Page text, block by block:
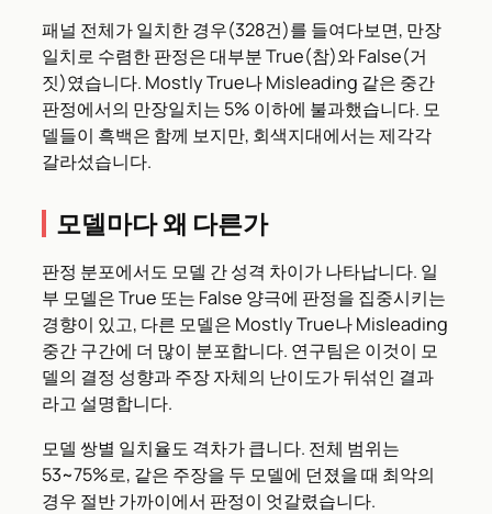
패널 전체가 일치한 경우(328건)를 들여다보면, 만장
일치로 수렴한 판정은 대부분 True(참)와 False(거
짓)였습니다. Mostly True나 Misleading 같은 중간
판정에서의 만장일치는 5% 이하에 불과했습니다. 모
델들이 흑백은 함께 보지만, 회색지대에서는 제각각
갈라섰습니다.
모델마다 왜 다른가
판정 분포에서도 모델 간 성격 차이가 나타납니다. 일
부 모델은 True 또는 False 양극에 판정을 집중시키는
경향이 있고, 다른 모델은 Mostly True나 Misleading
중간 구간에 더 많이 분포합니다. 연구팀은 이것이 모
델의 결정 성향과 주장 자체의 난이도가 뒤섞인 결과
라고 설명합니다.
모델 쌍별 일치율도 격차가 큽니다. 전체 범위는
53~75%로, 같은 주장을 두 모델에 던졌을 때 최악의
경우 절반 가까이에서 판정이 엇갈렸습니다.